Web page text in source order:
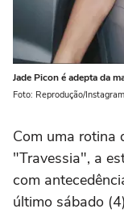
Jade Picon é adepta da
Foto: Reprodução/
Com uma rotina
"Travessia", a
com
último sábado